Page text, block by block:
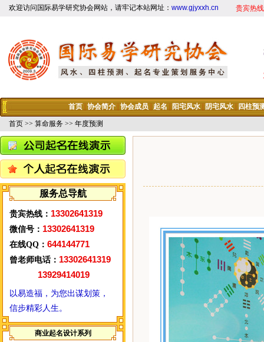
欢迎访问国际易学研究协会网站，请牢记本站网址： www.gjyxxh.cn 贵宾热
首页 协会简介 协会成员 起名 阳宅风水 阴宅风水 四柱预
首页 >> 算命服务 >> 年度预测
服务总导航
贵宾热线： 13302641319
微信号： 13302641319
在线QQ： 644144771
曾老师电话： 13302641319
13929414019
以易造福，为您出谋划策，
信步精彩人生。
商业起名设计系列